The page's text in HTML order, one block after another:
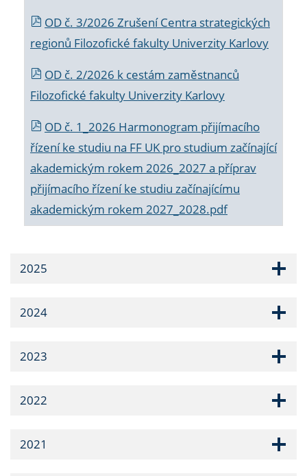
OD č. 3/2026 Zrušení Centra strategických
regionů Filozofické fakulty Univerzity Karlovy
OD č. 2/2026 k cestám zaměstnanců
Filozofické fakulty Univerzity Karlovy
OD č. 1_2026 Harmonogram přijímacího
řízení ke studiu na FF UK pro studium začínající
akademickým rokem 2026_2027 a příprav
přijímacího řízení ke studiu začínajícímu
akademickým rokem 2027_2028.pdf
2025
2024
2023
2022
2021